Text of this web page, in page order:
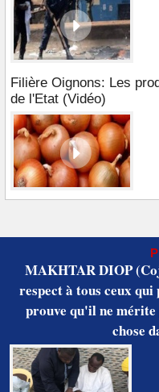
Filière Oignons: Les
de l'Etat (Vidéo)
MAKHTAR DIOP
respect à tous ceux
prouve qu'il ne mérite
chose